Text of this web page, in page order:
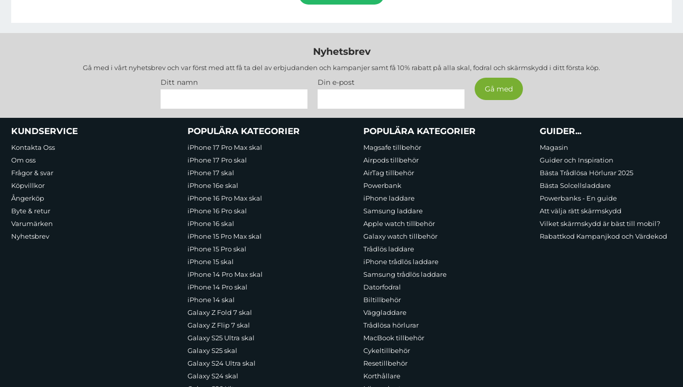
Nyhetsbrev
Gå med i vårt nyhetsbrev och var först med att få ta del av erbjudanden och kampanjer samt få 10% rabatt på alla skal, fodral och skärmskydd i ditt första köp.
Ditt namn Din e-post
Sidfot Blandad info och länkar
KUNDSERVICE
Kontakta Oss
Om oss
Frågor & svar
Köpvillkor
Ångerköp
Byte & retur
Varumärken
Nyhetsbrev
POPULÄRA KATEGORIER
iPhone 17 Pro Max skal
iPhone 17 Pro skal
iPhone 17 skal
iPhone 16e skal
iPhone 16 Pro Max skal
iPhone 16 Pro skal
iPhone 16 skal
iPhone 15 Pro Max skal
iPhone 15 Pro skal
iPhone 15 skal
iPhone 14 Pro Max skal
iPhone 14 Pro skal
iPhone 14 skal
Galaxy Z Fold 7 skal
Galaxy Z Flip 7 skal
Galaxy S25 Ultra skal
Galaxy S25 skal
Galaxy S24 Ultra skal
Galaxy S24 skal
POPULÄRA KATEGORIER
Magsafe tillbehör
Airpods tillbehör
AirTag tillbehör
Powerbank
iPhone laddare
Samsung laddare
Apple watch tillbehör
Galaxy watch tillbehör
Trådlös laddare
iPhone trådlös laddare
Samsung trådlös laddare
Datorfodral
Biltillbehör
Väggladdare
Trådlösa hörlurar
MacBook tillbehör
Cykeltillbehör
Resetillbehör
Korthållare
GUIDER...
Magasin
Guider och Inspiration
Bästa Trådlösa Hörlurar 2025
Bästa Solcellsladdare
Powerbanks - En guide
Att välja rätt skärmskydd
Vilket skärmskydd är bäst till mobil?
Rabattkod Kampanjkod och Värdekod